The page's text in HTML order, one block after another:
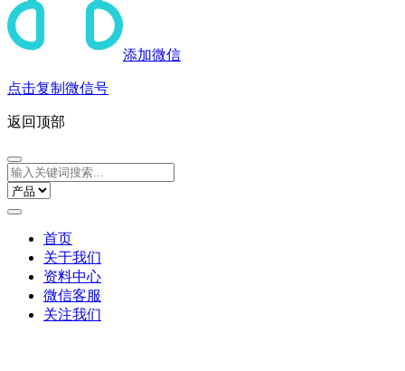
添加微信
点击复制微信号
返回顶部
首页
关于我们
资料中心
微信客服
关注我们